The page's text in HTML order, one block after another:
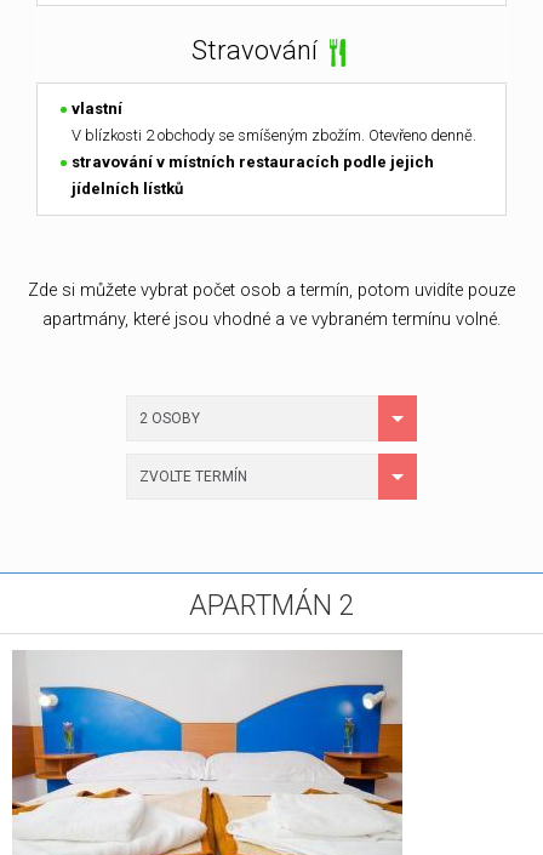
Stravování
vlastní
V blízkosti 2 obchody se smíšeným zbožím. Otevřeno denně.
stravování v místních restauracích podle jejich
jídelních lístků
Zde si můžete vybrat počet osob a termín, potom uvidíte pouze
apartmány, které jsou vhodné a ve vybraném termínu volné.
2 OSOBY
ZVOLTE TERMÍN
APARTMÁN 2